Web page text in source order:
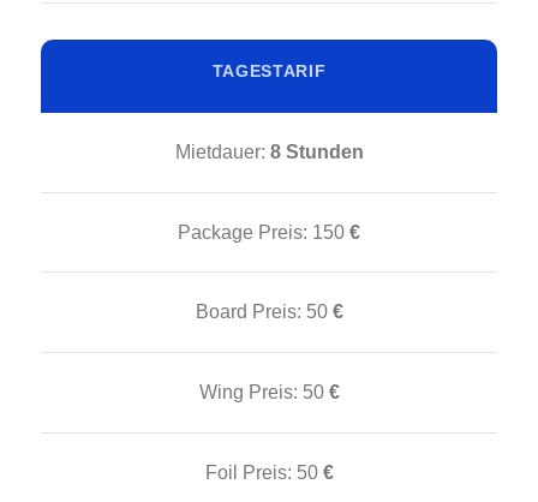
TAGESTARIF
Mietdauer: 8 Stunden
Package Preis: 150 €
Board Preis: 50€
Wing Preis: 50€
Foil Preis: 50€